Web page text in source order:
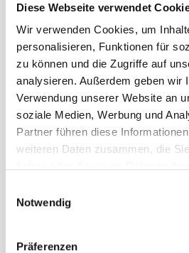
Diese Webseite verwendet
Wir verwenden Cookies, um
personalisieren, Funktionen für
zu können und die Zugriffe auf
analysieren. Außerdem geben wir
Verwendung unserer Website an
soziale Medien, Werbung und
Partner führen diese
weiteren Daten zusammen, die
Notwendig
Präferenzen
Clicken, um das Karussell zu
Wir haben andere
gefunden, die Ihnen
könnten!